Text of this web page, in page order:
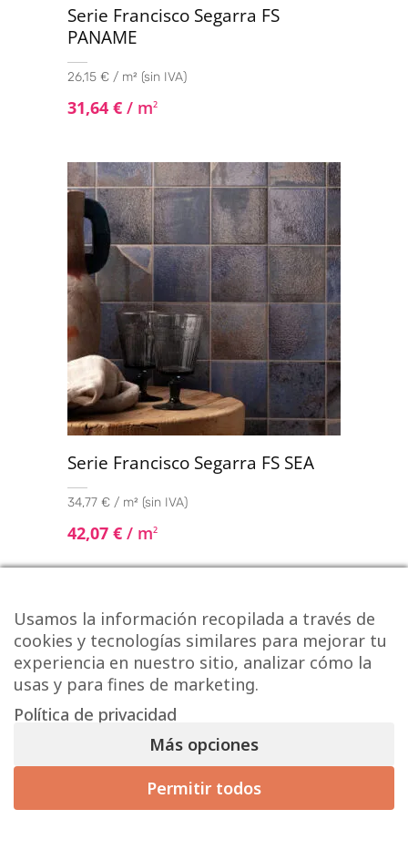
Serie Francisco Segarra FS
PANAME
26,15 € / m² (sin IVA)
31,64 € / m2
Serie Francisco Segarra FS SEA
34,77 € / m² (sin IVA)
42,07 € / m2
Usamos la información recopilada a través de
cookies y tecnologías similares para mejorar tu
experiencia en nuestro sitio, analizar cómo la
usas y para fines de marketing.
Política de privacidad
Más opciones
Permitir todos